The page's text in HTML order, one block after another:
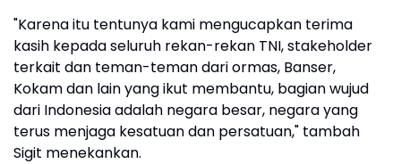
"Karena itu tentunya kami mengucapkan terima
kasih kepada seluruh rekan-rekan TNI, stakeholder
terkait dan teman-teman dari ormas, Banser,
Kokam dan lain yang ikut membantu, bagian wujud
dari Indonesia adalah negara besar, negara yang
terus menjaga kesatuan dan persatuan," tambah
Sigit menekankan.